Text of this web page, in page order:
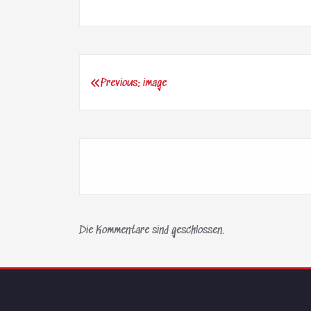
Beitragsnavigation
Previous: image
Die Kommentare sind geschlossen.